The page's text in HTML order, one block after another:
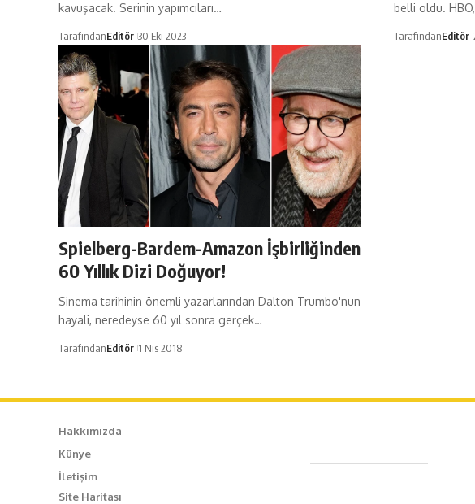
kavuşacak. Serinin yapımcıları…
TarafındanEditör 30 Eki 2023
belli oldu.
TarafındanEditör
Spielberg-Bardem-Amazon İşbirliğinden
60 Yıllık Dizi Doğuyor!
Sinema tarihinin önemli yazarlarından Dalton Trumbo'nun
hayali, neredeyse 60 yıl sonra gerçek…
TarafındanEditör 1 Nis 2018
Hakkımızda
Künye
İletişim
Site Haritası
Caferağa Mah. Dr.